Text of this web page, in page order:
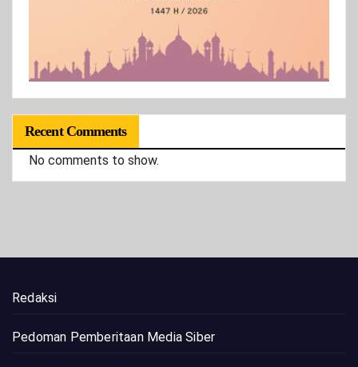
Recent Comments
No comments to show.
Redaksi
Pedoman Pemberitaan Media Siber